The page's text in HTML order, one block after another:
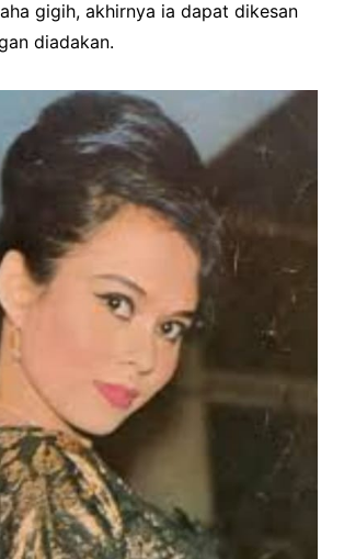
gigih, akhirnya ia dapat dikesan
diadakan.